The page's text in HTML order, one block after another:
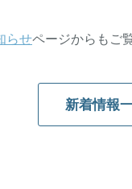
らせページからもご
新着情報